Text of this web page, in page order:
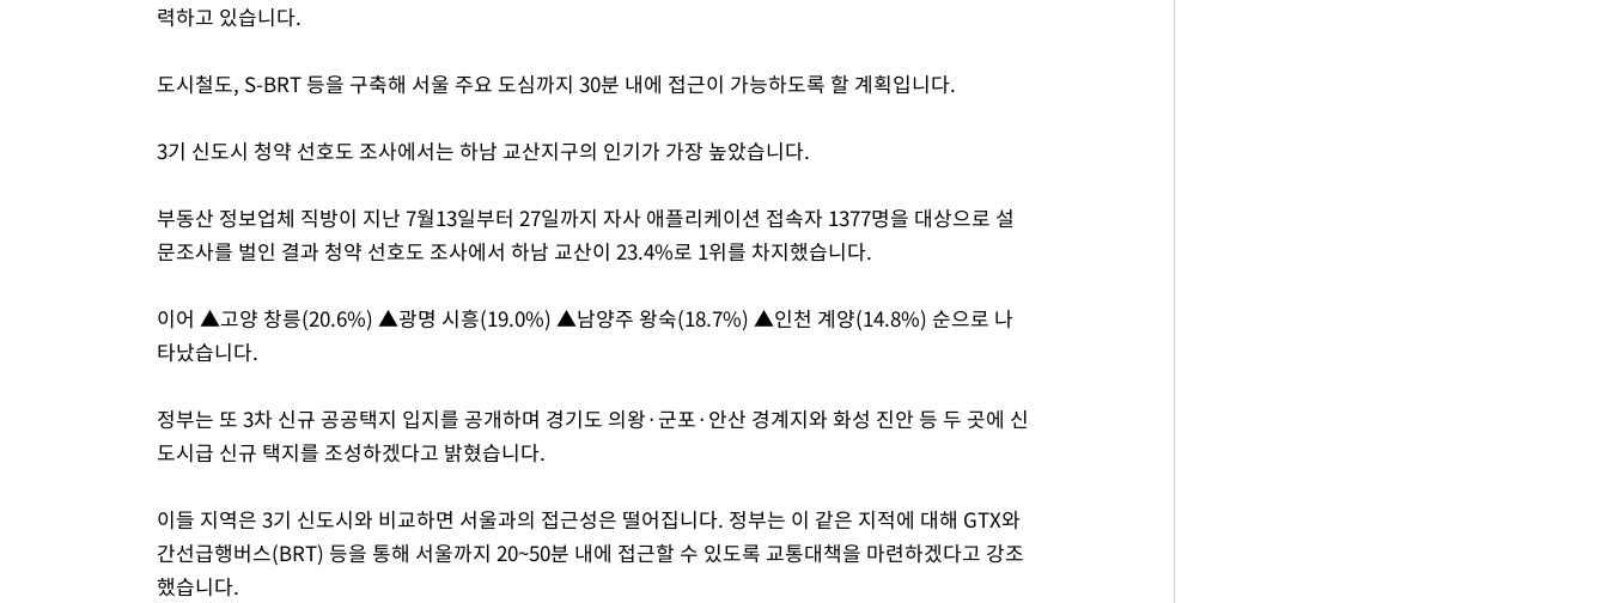
력하고 있습니다.
도시철도, S-BRT 등을 구축해 서울 주요 도심까지 30분 내에 접근이 가능하도록 할 계획입니다.
3기 신도시 청약 선호도 조사에서는 하남 교산지구의 인기가 가장 높았습니다.
부동산 정보업체 직방이 지난 7월13일부터 27일까지 자사 애플리케이션 접속자 1377명을 대상으로 설
문조사를 벌인 결과 청약 선호도 조사에서 하남 교산이 23.4%로 1위를 차지했습니다.
이어 ▲고양 창릉(20.6%) ▲광명 시흥(19.0%) ▲남양주 왕숙(18.7%) ▲인천 계양(14.8%) 순으로 나
타났습니다.
정부는 또 3차 신규 공공택지 입지를 공개하며 경기도 의왕·군포·안산 경계지와 화성 진안 등 두 곳에 신
도시급 신규 택지를 조성하겠다고 밝혔습니다.
이들 지역은 3기 신도시와 비교하면 서울과의 접근성은 떨어집니다. 정부는 이 같은 지적에 대해 GTX와
간선급행버스(BRT) 등을 통해 서울까지 20~50분 내에 접근할 수 있도록 교통대책을 마련하겠다고 강조
했습니다.